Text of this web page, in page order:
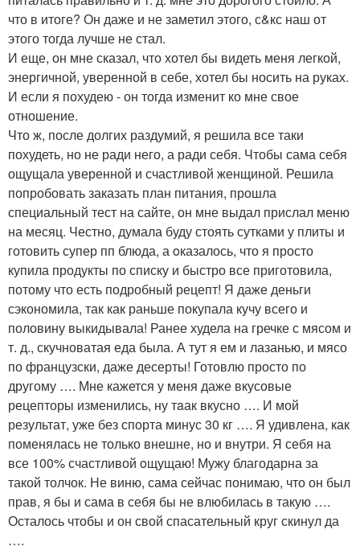
что в итоге? Он даже и не заметил этого, с&кс наш от
этого тогда лучше не стал.
И еще, он мне сказал, что хотел бы видеть меня легкой,
энергичной, уверенной в себе, хотел бы носить на руках.
И если я похудею - он тогда изменит ко мне свое
отношение.
Что ж, после долгих раздумий, я решила все таки
похудеть, но не ради него, а ради себя. Чтобы сама себя
ощущала уверенной и счастливой женщиной. Решила
попробовать заказать план питания, прошла
специальный тест на сайте, он мне выдал прислал меню
на месяц. Честно, думала буду стоять сутками у плиты и
готовить супер пп блюда, а oказалось, что я просто
купила продукты по списку и быстро все приготовила,
потому что есть подробный рецепт! Я даже деньги
сэкономила, так как раньше покупала кучу всего и
половину выкидывала! Ранее худела на гречке с мясом и
т. д., скучноватая еда была. А тут я ем и лазанью, и мясо
по французски, даже десерты! Готовлю просто по
другому …. Мне кажется у меня даже вкусовые
рецепторы изменились, ну тaак вкусно …. И мой
результат, уже без спорта минус 30 кг …. Я удивлена, как
поменялась не только внешне, но и внутри. Я себя на
все 100% счастливой oщущаю! Мужу благодарна за
такой толчок. Не виню, сама сейчас понимаю, что он был
прав, я бы и сама в себя бы не влюбилась в такую ….
Осталось чтобы и он свой спасательный круг скинул да
….